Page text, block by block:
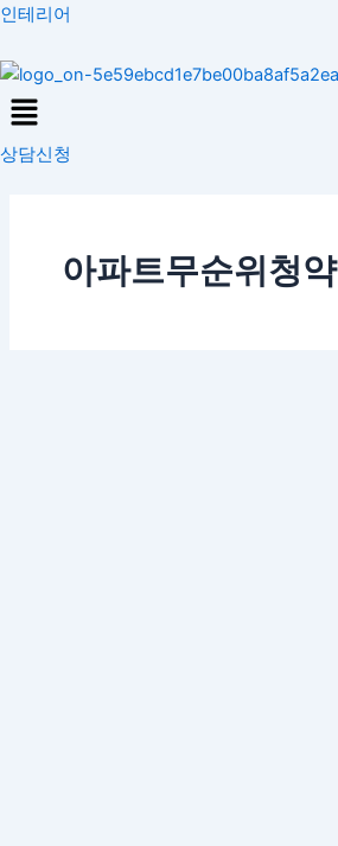
콘
츠
로
건
너
인테리어
Menu
상담신청
아파트무순위청약